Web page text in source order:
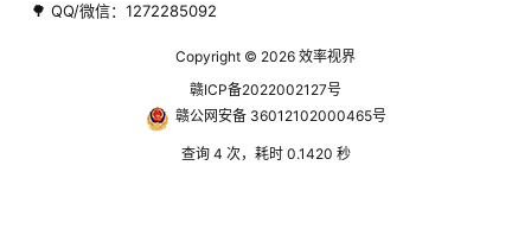
🌳 QQ/微信：1272285092
Copyright © 2026 效率视界
赣ICP备2022002127号
赣公网安备 36012102000465号
查询 4 次，耗时 0.1420 秒